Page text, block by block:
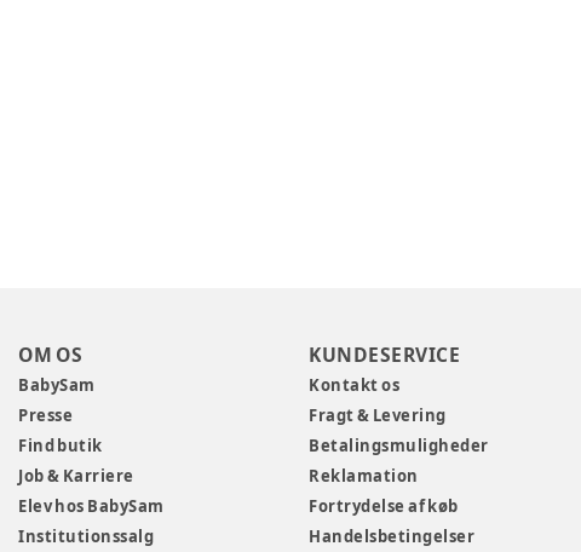
OM OS
BabySam
Presse
Find butik
Job & Karriere
Elev hos BabySam
Institutionssalg
KUNDESERVICE
Kontakt os
Fragt & Levering
Betalingsmuligheder
Reklamation
Fortrydelse af køb
Handelsbetingelser